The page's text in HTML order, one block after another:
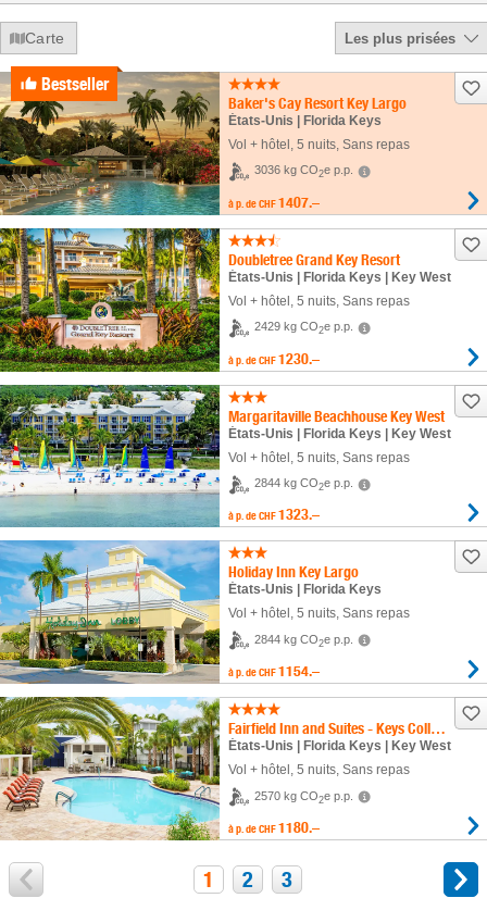
Carte Les plus prisées
Bestseller
Baker's Cay Resort Key Largo
États-Unis | Florida Keys
Vol + hôtel , 5 nuits, Sans repas
3036 kg CO2e p.p.
à p. de CHF 1407.–
Doubletree Grand Key Resort
États-Unis | Florida Keys | Key West
Vol + hôtel 5 nuits, Sans repas
2429 kg CO2e p.p.
à p. de CHF 1230.–
Margaritaville Beachhouse Key West
États-Unis | Florida Keys | Key West
Vol + hôtel 5 nuits, Sans repas
2844 kg CO2e p.p.
à p. de CHF 1323.–
Holiday Inn Key Largo
États-Unis | Florida Keys
Vol + hôtel , 5 nuits, Sans repas
2844 kg CO2e p.p.
à p. de CHF 1154.–
Fairfield Inn and Suites - Keys Collection
États-Unis | Florida Keys | Key West
Vol + hôtel , 5 nuits, Sans repas
2570 kg CO2e p.p.
à p. de CHF 1180.–
1 2 3